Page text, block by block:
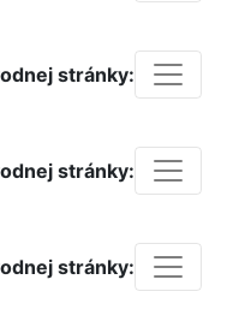
stránky:
stránky:
stránky: